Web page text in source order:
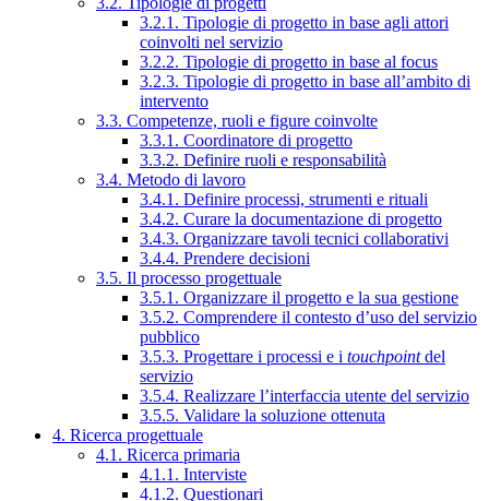
3.2.1. Tipologie di progetto in base agli attori
coinvolti nel servizio
3.2.2. Tipologie di progetto in base al focus
3.2.3. Tipologie di progetto in base all’ambito di
intervento
3.3. Competenze, ruoli e figure coinvolte
3.3.1. Coordinatore di progetto
3.3.2. Definire ruoli e responsabilità
3.4. Metodo di lavoro
3.4.1. Definire processi, strumenti e rituali
3.4.2. Curare la documentazione di progetto
3.4.3. Organizzare tavoli tecnici collaborativi
3.4.4. Prendere decisioni
3.5. Il processo progettuale
3.5.1. Organizzare il progetto e la sua gestione
3.5.2. Comprendere il contesto d’uso del servizio
pubblico
3.5.3. Progettare i processi e i touchpointdel
servizio
3.5.4. Realizzare l’interfaccia utente del servizio
3.5.5. Validare la soluzione ottenuta
4. Ricerca progettuale
4.1. Ricerca primaria
4.1.1. Interviste
4.1.2. Questionari